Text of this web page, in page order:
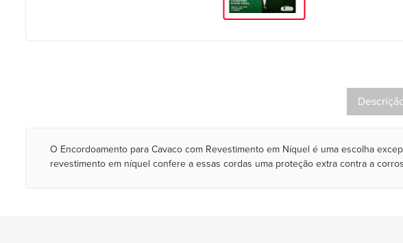
O Encordoamento para Cavaco com Revestimento em Níquel é uma escolha
revestimento em níquel confere a essas cordas uma proteção extra contra a